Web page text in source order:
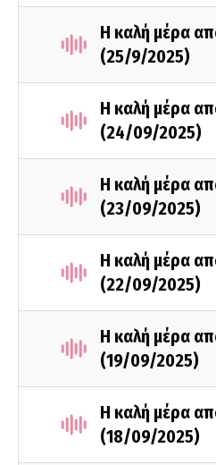
Η καλή μέρα
(25/9/2025)
Η καλή μέρα
(24/09/2025)
Η καλή μέρα
(23/09/2025)
Η καλή μέρα
(22/09/2025)
Η καλή μέρα
(19/09/2025)
Η καλή μέρα
(18/09/2025)